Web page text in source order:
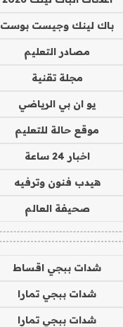
باك لينك وجيست بوست
مصادر التعليم
مجلة تقنية
يو ان بي الرياضي
موقع حالة للتعليم
اخبار 24 ساعة
هيدب فنون وترفيه
صحيفة العالم
شدات ببجي اقساط
شدات ببجي تمارا
شدات ببجي تمارا